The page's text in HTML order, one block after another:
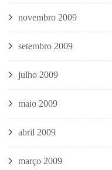
novembro 2009
setembro 2009
julho 2009
maio 2009
abril 2009
março 2009